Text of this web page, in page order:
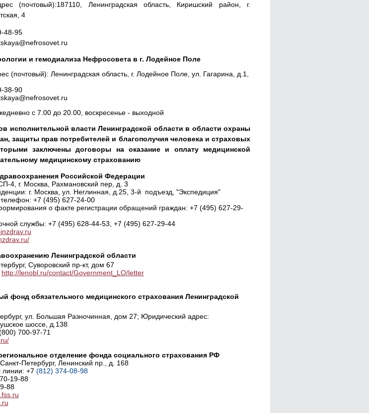
(почтовый):187110, Ленинградская область, Киришский район, г.
4
48-95
и гемодиализа Нефросовета в г. Лодейное Поле
(почтовый): Ленинградская область, г. Лодейное Поле, ул. Гагарина, д.1,
38-90
с 7.00 до 20.00, воскресенье - выходной
исполнительной власти Ленинградской области в области охраны
защиты прав потребителей и благополучия человека и страховых
заключены договоры на оказание и оплату медицинской
медицинскому страхованию
Российской Федерации
4, г. Москва, Рахмановский пер, д. 3
г. Москва, ул. Неглинная, д.25, 3-й подъезд, "Экспедиция"
+7 (495) 627-24-00
о факте регистрации обращений граждан: +7 (495) 627-29-
службы: +7 (495) 628-44-53, +7 (495) 627-29-44
Ленинградской области
Суворовский пр-кт, дом 67
http://lenobl.ru/contact/Government_LO/letter
фонд обязательного медицинского страхования Ленинградской
ул. Большая Разночинная, дом 27; Юридический адрес:
шоссе, д.138
700-97-71
отделение фонда социального страхования РФ
Петербург, Ленинский пр., д. 168
линии: +7 (812) 374-08-98
19-88
88